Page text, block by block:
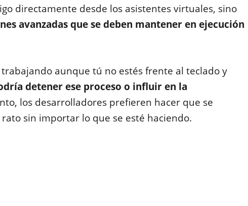
directamente desde los asistentes virtuales, sino
avanzadas que se deben mantener en ejecución
trabajando aunque tú no estés frente al teclado y
detener ese proceso o influir en la
los desarrolladores prefieren hacer que se
sin importar lo que se esté haciendo.